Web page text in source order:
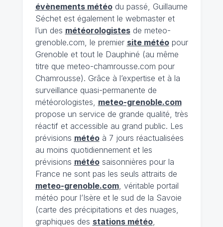
évènements météodu passé, Guillaume
Séchet est également le webmaster et
l’un des météorologistesde meteo-
grenoble.com, le premier site météopour
Grenoble et tout le Dauphiné (au même
titre que meteo-chamrousse.com pour
Chamrousse). Grâce à l’expertise et à la
surveillance quasi-permanente de
météorologistes, meteo-grenoble.com
propose un service de grande qualité, très
réactif et accessible au grand public. Les
prévisions météoà 7 jours réactualisées
au moins quotidiennement et les
prévisions météosaisonnières pour la
France ne sont pas les seuls attraits de
meteo-grenoble.com, véritable portail
météo pour l’Isère et le sud de la Savoie
(carte des précipitations et des nuages,
graphiques des stations météo,